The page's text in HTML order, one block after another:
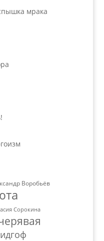
мрака
Воробьёв
Сорокина